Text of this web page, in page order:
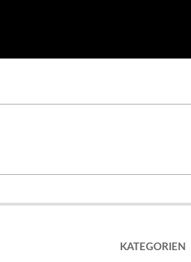
KATEGORIEN